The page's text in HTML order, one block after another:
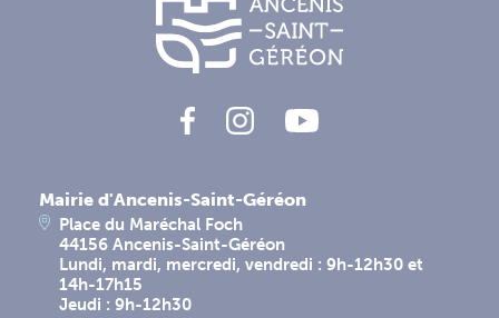
Mairie d'Ancenis-Saint-Géréon
Place du Maréchal Foch
44156 Ancenis-Saint-Géréon
Lundi, mardi, mercredi, vendredi : 9h-12h30 et
14h-17h15
Jeudi : 9h-12h30